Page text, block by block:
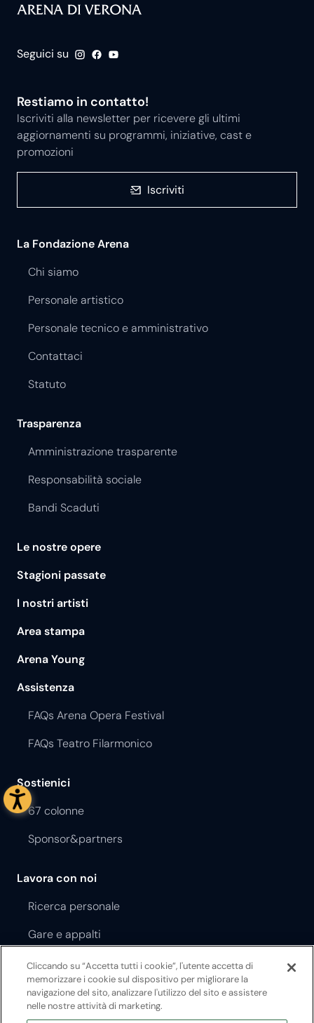
Seguici su
Restiamo in contatto!
Iscriviti alla newsletter per ricevere gli ultimi
aggiornamenti su programmi, iniziative, cast e
promozioni
Iscriviti
La Fondazione Arena
Chi siamo
Personale artistico
Personale tecnico e amministrativo
Contattaci
Statuto
Trasparenza
Amministrazione trasparente
Responsabilità sociale
Bandi Scaduti
Le nostre opere
Stagioni passate
I nostri artisti
Area stampa
Arena Young
Assistenza
FAQs Arena Opera Festival
FAQs Teatro Filarmonico
Sostienici
67 colonne
Sponsor&partners
Lavora con noi
Ricerca personale
Gare e appalti
Regolamento Opera Festival
Regolamento Teatro Filarmonico
Cliccando su “Accetta tutti i cookie”, l'utente accetta di
memorizzare i cookie sul dispositivo per migliorare la
navigazione del sito, analizzare l'utilizzo del sito e assistere
nelle nostre attività di marketing.